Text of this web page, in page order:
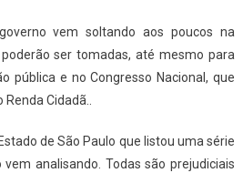
vem soltando aos poucos na
ser tomadas, até mesmo para
pública e no Congresso Nacional, que
Cidadã..
de São Paulo que listou uma série
analisando. Todas são prejudiciais